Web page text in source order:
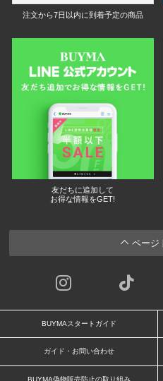
注文から7日以内に到着予定の商品
友だちに追加して
お得な情報をGET!
ページ
BUYMAスタートガイド
ガイド・お問い合わせ